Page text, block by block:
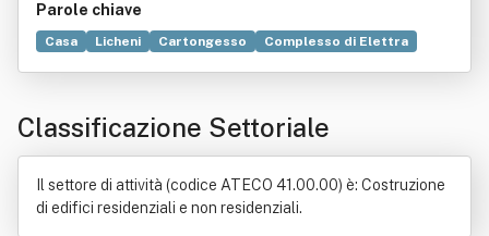
Parole chiave
Casa Licheni Cartongesso
Complesso di Elettra
Manutenzione
Progettazione
Mobile (arredamento)
Ordine professionale
Strumento finanziario
Classificazione Settoriale
Il settore di attività (codice ATECO 41.00.00) è: Costruzione
di edifici residenziali e non residenziali.